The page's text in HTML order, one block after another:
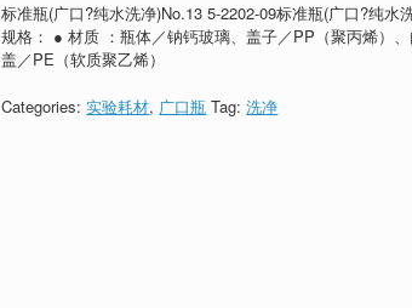
标准瓶(广口?纯水洗净)No.13 5-2202-09标准瓶(广口?纯水
规格： ● 材质 ：瓶体／钠钙玻璃、盖子／PP（聚丙烯）
盖／PE（软质聚乙烯）
Categories:实验耗材, 广口瓶 Tag:洗净